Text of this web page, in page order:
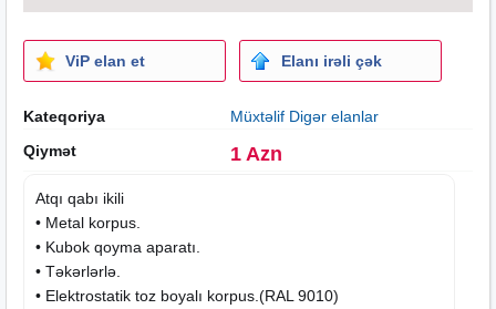
ViP elan et Elanı irəli çək
Kateqoriya
Müxtəlif Digər elanlar
Qiymət
1 Azn
Atqı qabı ikili
• Metal korpus.
• Kubok qoyma aparatı.
• Təkərlərlə
• Elektrostatik toz boyalı korpus.(RAL 9010)